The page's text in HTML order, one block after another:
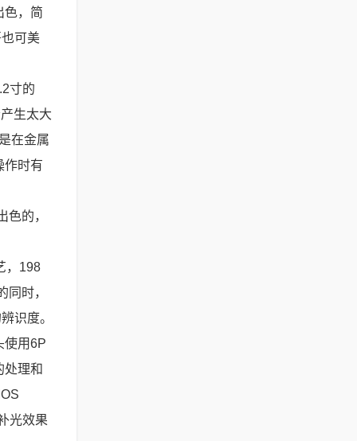
色，简
可美
寸的
生太大
在金属
作时有
的，
，198
时，
识度。
使用6P
处理和
光效果